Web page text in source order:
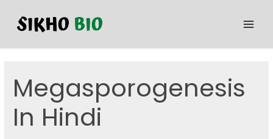
Megasporogenesis
In Hindi